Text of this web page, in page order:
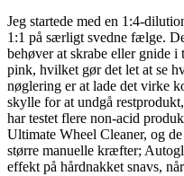
Jeg startede med en 1:4-
1:1 på særligt svedne fælge.
behøver at skrabe eller gnide
pink, hvilket gør det let at se
nøglering er at lade det virke
skylle for at undgå
har testet flere non-acid
Ultimate Wheel Cleaner, og
større manuelle kræfter;
effekt på hårdnakket snavs,